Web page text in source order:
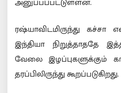
அனுப்பப்பட்டுள்ளன.
ரஷ்யாவிடமிருந்து
இந்தியா நிறுத்தாததே
வேலை இழப்புகளுக்கும்
தரப்பிலிருந்து கூறப்படுகிறது.